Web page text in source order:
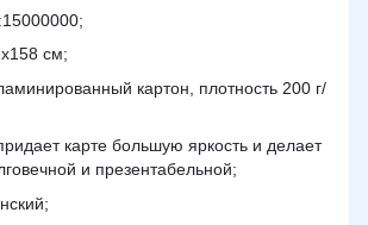
см;
картон, плотность 200 г/
карте большую яркость и делает
и презентабельной;